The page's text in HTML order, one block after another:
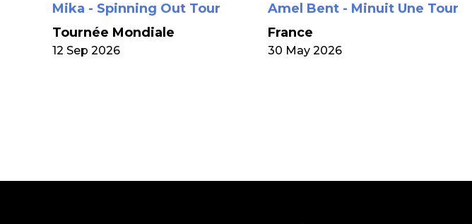
Mika - Spinning Out Tour
Tournée Mondiale
12 Sep 2026
Amel Bent - Minuit Une Tour
France
30 May 2026